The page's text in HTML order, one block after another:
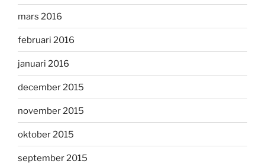
mars 2016
februari 2016
januari 2016
december 2015
november 2015
oktober 2015
september 2015